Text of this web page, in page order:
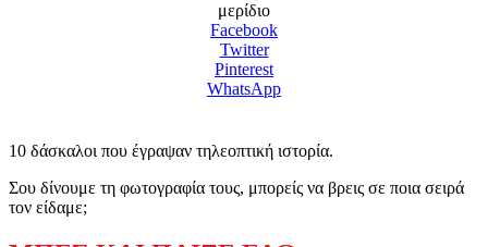
μερίδιο
Facebook
Twitter
Pinterest
WhatsApp
10 δάσκαλοι που έγραψαν τηλεοπτική ιστορία.
Σου δίνουμε τη φωτογραφία τους, μπορείς να βρεις σε ποια σειρά
τον είδαμε;